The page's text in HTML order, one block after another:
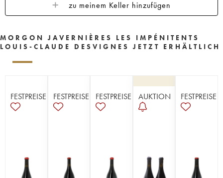
zu meinem Keller hinzufügen
MORGON JAVERNIÈRES LES IMPÉNITENTS
LOUIS-CLAUDE DESVIGNES JETZT ERHÄLTLICH
FESTPREISE FESTPREISE FESTPREISE AUKTION FESTPREISE